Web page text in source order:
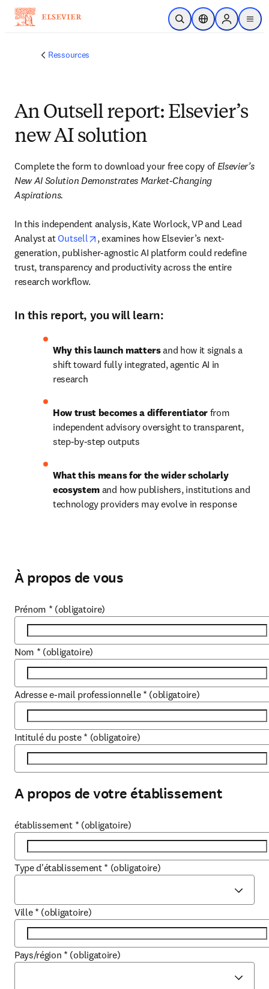
Passer au contenu principal
Ouvrir la recherche
Sélecteur de
Sign in to
menu
Ressources
An Outsell report: Elsevier’s
new AI solution
Complete the form to download your free copy of Elsevier’s
New AI Solution Demonstrates Market-Changing
Aspirations.
In this independent analysis, Kate Worlock, VP and Lead
Analyst at Outsell opens in new tab/window
, examines how Elsevier’s next-
generation, publisher-agnostic AI platform could redefine
trust, transparency and productivity across the entire
research workflow.
In this report, you will learn:
Why this launch matters and how it signals a
shift toward fully integrated, agentic AI in
research
How trust becomes a differentiator from
independent advisory oversight to transparent,
step-by-step outputs
What this means for the wider scholarly
ecosystem and how publishers, institutions and
technology providers may evolve in response
À propos de vous
Prénom * (obligatoire)
Nom * (obligatoire)
Adresse e-mail professionnelle * (obligatoire)
Intitulé du poste * (obligatoire)
A propos de votre établissement
établissement * (obligatoire)
Type d'établissement * (obligatoire)
Ville * (obligatoire)
Pays/région * (obligatoire)